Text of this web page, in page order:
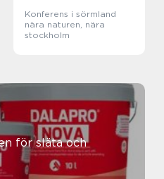
Konferens i sörmland
nära naturen, nära
stockholm